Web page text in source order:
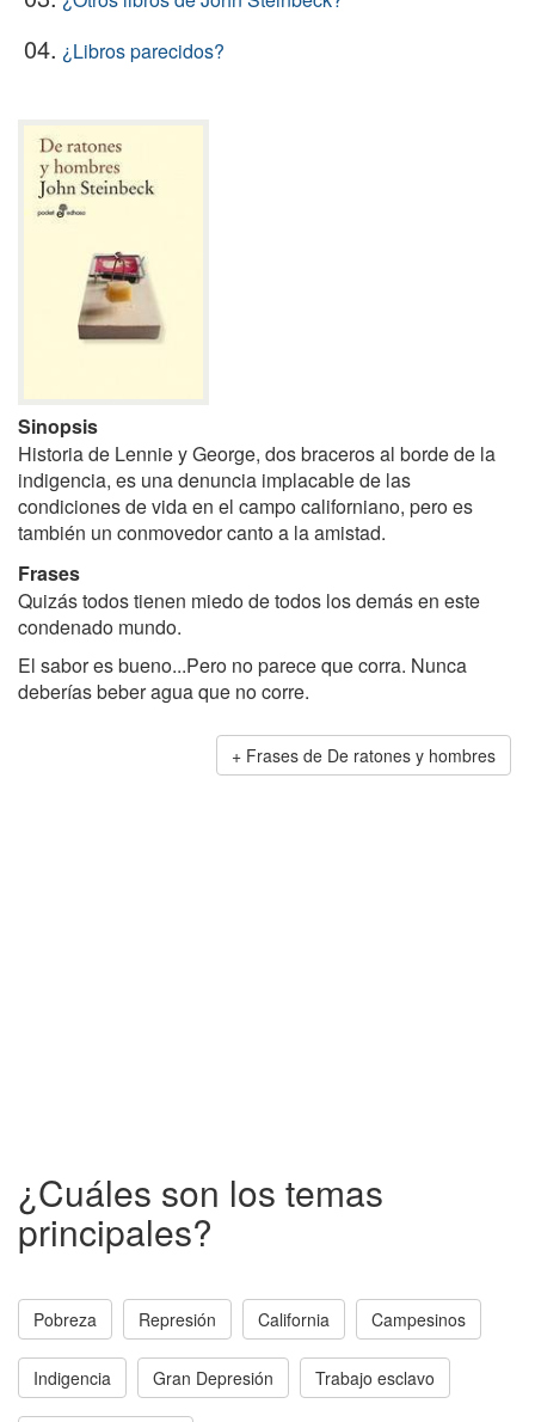
04. ¿Libros parecidos?
Sinopsis
Historia de Lennie y George, dos braceros al borde de la
indigencia, es una denuncia implacable de las
condiciones de vida en el campo californiano, pero es
también un conmovedor canto a la amistad.
Frases
Quizás todos tienen miedo de todos los demás en este
condenado mundo.
El sabor es bueno...Pero no parece que corra. Nunca
deberías beber agua que no corre.
Frases de De ratones y hombres
¿Cuáles son los temas
principales?
Pobreza Represión California Campesinos
Indigencia Gran Depresión Trabajo esclavo